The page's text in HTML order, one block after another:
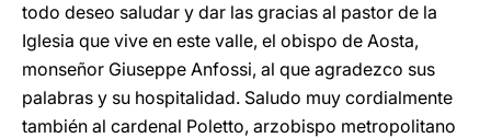
todo deseo saludar y dar las gracias al pastor de la
Iglesia que vive en este valle, el obispo de Aosta,
monseñor Giuseppe Anfossi, al que agradezco sus
palabras y su hospitalidad. Saludo muy cordialmente
también al cardenal Poletto, arzobispo metropolitano